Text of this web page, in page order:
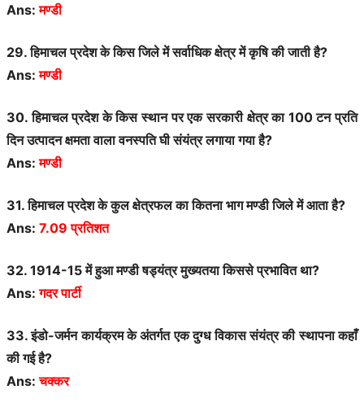
Ans:मण्डी
29. हिमाचल प्रदेश के किस जिले में सर्वाधिक क्षेत्र में कृषि की जाती है?
Ans:मण्डी
30. हिमाचल प्रदेश के किस स्थान पर एक सरकारी क्षेत्र का 100 टन प्रति
दिन उत्पादन क्षमता वाला वनस्पति घी संयंत्र लगाया गया है?
Ans:मण्डी
31. हिमाचल प्रदेश के कुल क्षेत्रफल का कितना भाग मण्डी जिले में आता है?
Ans: 7.09 प्रतिशत
32. 1914-15 में हुआ मण्डी षड्यंत्र मुख्यतया किससे प्रभावित था?
Ans:गदर पार्टी
33. इंडो-जर्मन कार्यक्रम के अंतर्गत एक दुग्ध विकास संयंत्र की स्थापना कहाँ
की गई है?
Ans:चक्कर